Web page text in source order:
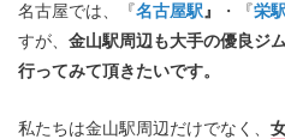
名古屋では、『名古屋駅 』 ・『栄駅
すが、 金山駅周辺も大手の優良ジ
行ってみて頂きたいです。
私たちは金山駅周辺だけでなく、